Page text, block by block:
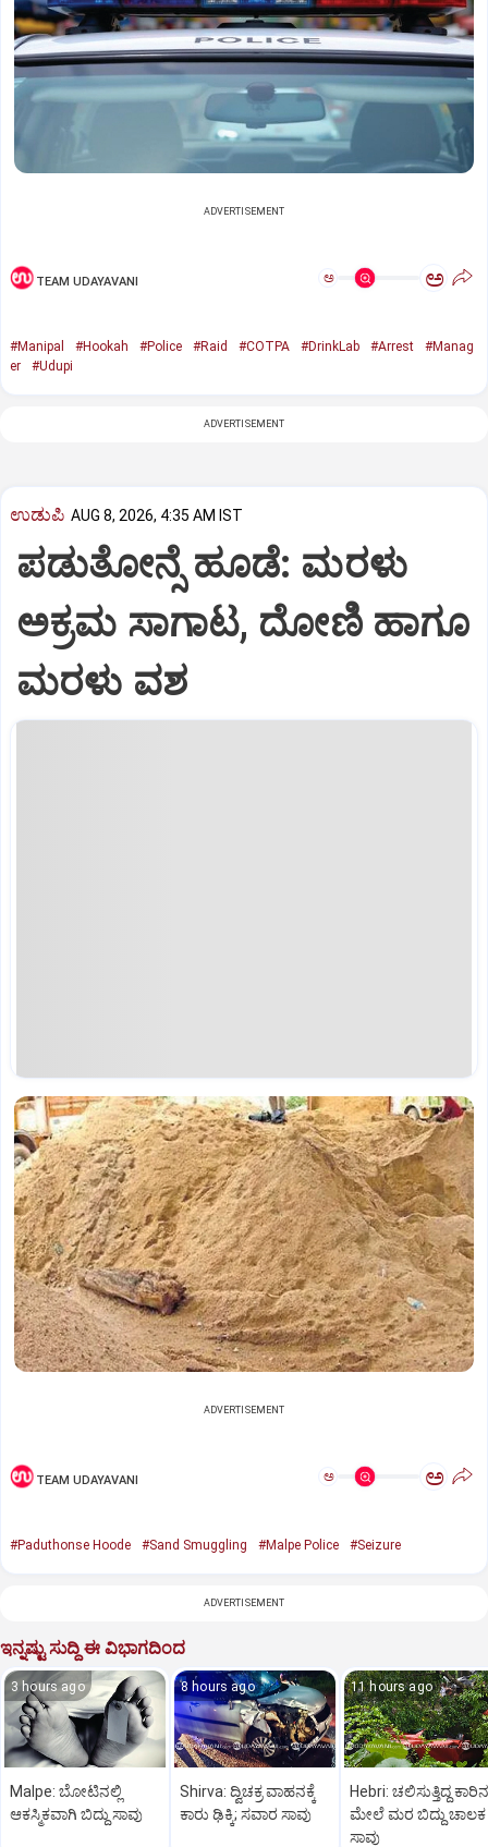
ADVERTISEMENT
TEAM UDAYAVANI ಅ ಅ
#Manipal #Hookah #Police #Raid #COTPA #DrinkLab #Arrest
#Manag
er
#Udupi
ADVERTISEMENT
ಉಡುಪಿ AUG 8, 2026, 4:35 AM IST
ಪಡುತೋನ್ಸೆ ಹೂಡೆ: ಮರಳು
ಅಕ್ರಮ ಸಾಗಾಟ, ದೋಣಿ ಹಾಗೂ
ಮರಳು ವಶ
ADVERTISEMENT
TEAM UDAYAVANI ಅ ಅ
#Paduthonse Hoode #Sand Smuggling #Malpe Police #Seizure
ADVERTISEMENT
ಇನ್ನಷ್ಟು ಸುದ್ದಿ ಈ ವಿಭಾಗದಿಂದ
3 hours ago
Malpe: ಬೋಟಿನಲ್ಲಿ
ಆಕಸ್ಮಿಕವಾಗಿ ಬಿದ್ದು ಸಾವು
8 hours ago
Shirva: ದ್ವಿಚಕ್ರ ವಾಹನಕ್ಕೆ
ಕಾರು ಢಿಕ್ಕಿ; ಸವಾರ ಸಾವು
11 hours ago
Hebri: ಚಲಿಸುತ್ತಿದ್ದ ಕಾರಿನ
ಮೇಲೆ ಮರ ಬಿದ್ದು ಚಾಲಕ
ಸಾವು